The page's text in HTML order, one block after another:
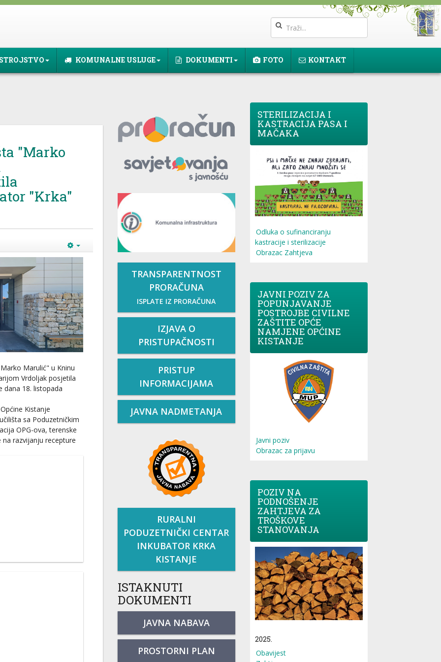
KOMUNALNE USLUGE DOKUMENTI FOTO KONTAKT
"Marko
"Krka"
Marulić" u Kninu
Vrdoljak posjetila
dana 18. listopada
Kistanje
sa Poduzetničkim
OPG-ova, terenske
razvijanju recepture
TRANSPARENTNOST
PRORAČUNA
ISPLATE IZ PRORAČUNA
IZJAVA O
PRISTUPAČNOSTI
PRISTUP
INFORMACIJAMA
JAVNA NADMETANJA
RURALNI
PODUZETNIČKI CENTAR
INKUBATOR KRKA
KISTANJE
ISTAKNUTI
DOKUMENTI
JAVNA NABAVA
PROSTORNI PLAN
STERILIZACIJA I
KASTRACIJA PASA I
MAČAKA
Odluka o sufinanciranju
kastracije i sterilizacije
Obrazac Zahtjeva
JAVNI POZIV ZA
POPUNJAVANJE
POSTROJBE CIVILNE
ZAŠTITE OPĆE
NAMJENE OPĆINE
KISTANJE
Javni poziv
Obrazac za prijavu
POZIV NA
PODNOŠENJE
ZAHTJEVA ZA
TROŠKOVE
STANOVANJA
2025.
Obavijest